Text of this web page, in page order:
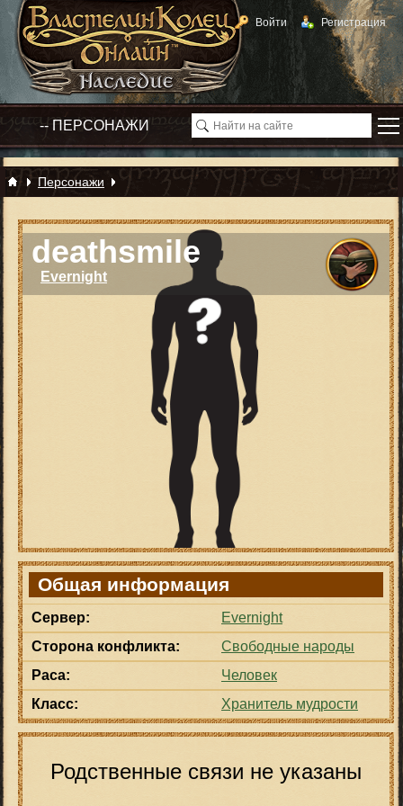
Войти Регистрация
Персонажи
deathsmile
Evernight
Общая информация
Сервер:
Evernight
Сторона конфликта:
Свободные народы
Раса:
Человек
Класс:
Хранитель мудрости
Родственные связи не указаны